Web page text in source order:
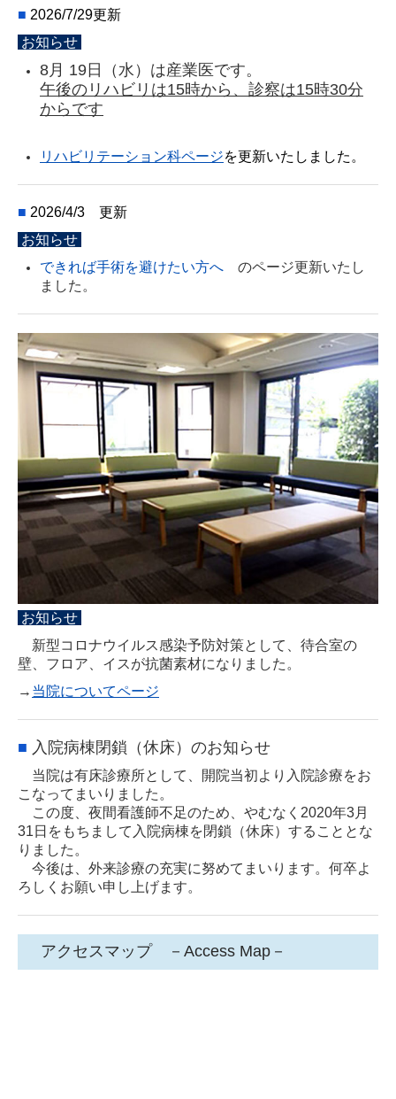
■ 2026/7/29更新
お知らせ
8月 19日（水）は産業医です。
午後のリハビリは15時から、診察は15時30分
からです
リハビリテーション科ページを更新いたしました。
■ 2026/4/3 更新
お知らせ
できれば手術を避けたい方へ のページ更新いたし
ました。
お知らせ
新型コロナウイルス感染予防対策と して、待合室の
壁、フロア、イスが抗菌素材になりました。
→ 当院についてページ
■ 入院病棟閉鎖（休床）のお知らせ
当院は有床診療所として、開院当初より入院診療をお
こなってまいりました。
この度、夜間看護師不足のため、やむなく2020年3月
31日をもちまして入院病棟を閉鎖（休床）するこ ととな
りました。
今後は、外来診療の充実に努めてまいります。何卒よ
ろしくお願い申し上げます。
アクセスマップ －Access Map－